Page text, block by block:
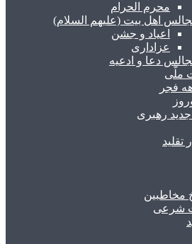
محرم الحرام
اهل بیت (علیهم السلام)
اعیاد و جشن
عزاداری
دعا و ادعیه
ملّی
فجر
جدید رهبری
مخاطبین
شرعی